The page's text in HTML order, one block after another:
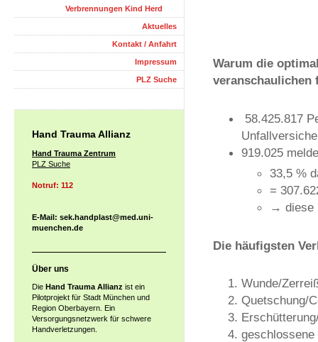
Warum die
58.425.817
919.025
33,5 %
=
→ diese
Die häufigsten
Wunde/
Quetschung/
Verbrennungen Kind Herd
Aktuelles
Kontakt / Anfahrt
Impressum
PLZ Suche
Hand Trauma Allianz
Hand Trauma Zentrum
PLZ Suche
Notruf: 112
E-Mail: sek.handplast@med.uni-
muenchen.de
Über uns
Die Hand Trauma Allianz ist ein
Pilotprojekt für Stadt München und
Region Oberbayern. Ein
Versorgungsnetzwerk für schwere
Handverletzungen.